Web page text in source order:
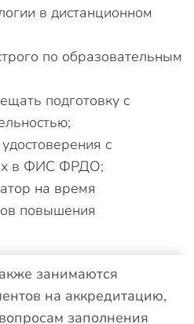
в дистанционном
по образовательным
подготовку с
с
в ФИС ФРДО;
на время
повышения
занимаются
на аккредитацию,
заполнения